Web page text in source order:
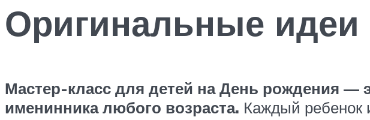
Оригинальные идеи
Мастер-класс для детей на День рождения —
именинника любого возраста. Каждый ребенок